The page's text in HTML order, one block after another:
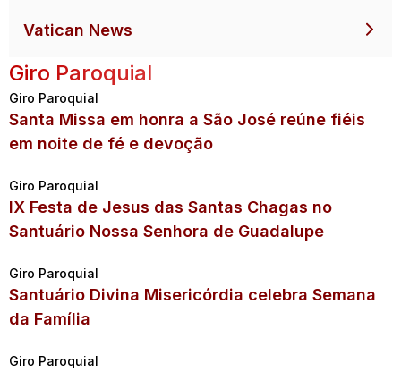
Vatican News
Giro Paroquial
Giro Paroquial
Santa Missa em honra a São José reúne fiéis
em noite de fé e devoção
Giro Paroquial
IX Festa de Jesus das Santas Chagas no
Santuário Nossa Senhora de Guadalupe
Giro Paroquial
Santuário Divina Misericórdia celebra Semana
da Família
Giro Paroquial